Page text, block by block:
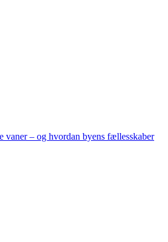
vaner – og hvordan byens fællesskaber